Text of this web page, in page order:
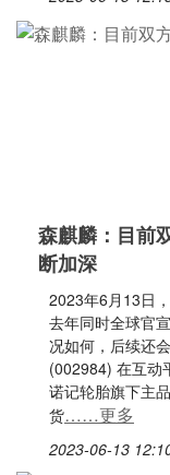
森麒麟：目前
断加深
2023年6月13日
去年同时全球官
况如何，后续还
(002984) 在互动
诺记轮胎旗下主
货……更多
2023-06-13